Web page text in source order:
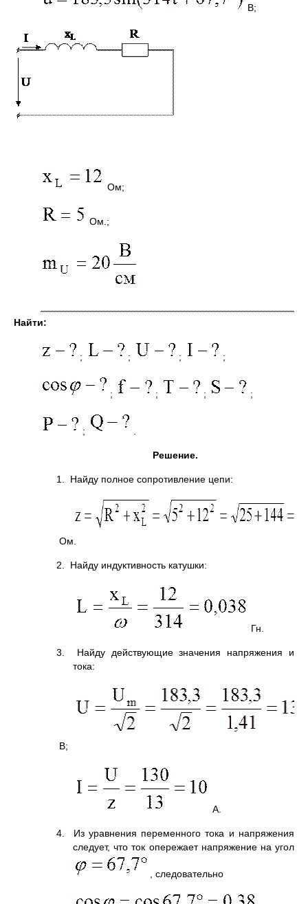
В;
Ом;
Ом.;
Найти:
; ; ; ;
; ; ; ;
;
Решение.
1. Найду полное сопротивление цепи:
Ом.
2. Найду индуктивность катушки:
Гн.
3. Найду действующие значения напряжения и
тока:
В;
А.
4. Из уравнения переменного тока и напряжения
следует, что ток опережает напряжение на угол
, следовательно